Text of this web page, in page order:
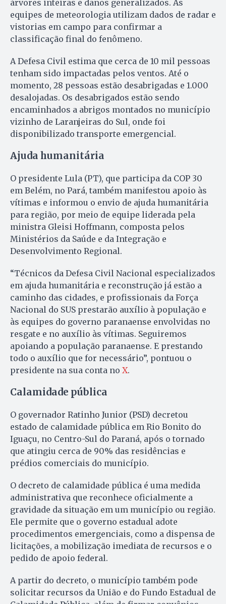
árvores inteiras e danos generalizados. As
equipes de meteorologia utilizam dados de radar e
vistorias em campo para confirmar a
classificação final do fenômeno.
A Defesa Civil estima que cerca de 10 mil pessoas
tenham sido impactadas pelos ventos. Até o
momento, 28 pessoas estão desabrigadas e 1.000
desalojadas. Os desabrigados estão sendo
encaminhados a abrigos montados no município
vizinho de Laranjeiras do Sul, onde foi
disponibilizado transporte emergencial.
Ajuda humanitária
O presidente Lula (PT), que participa da COP 30
em Belém, no Pará, também manifestou apoio às
vítimas e informou o envio de ajuda humanitária
para região, por meio de equipe liderada pela
ministra Gleisi Hoffmann, composta pelos
Ministérios da Saúde e da Integração e
Desenvolvimento Regional.
“Técnicos da Defesa Civil Nacional especializados
em ajuda humanitária e reconstrução já estão a
caminho das cidades, e profissionais da Força
Nacional do SUS prestarão auxílio à população e
às equipes do governo paranaense envolvidas no
resgate e no auxílio às vítimas. Seguiremos
apoiando a população paranaense. E prestando
todo o auxílio que for necessário”, pontuou o
presidente na sua conta no X.
Calamidade pública
O governador Ratinho Junior (PSD) decretou
estado de calamidade pública em Rio Bonito do
Iguaçu, no Centro-Sul do Paraná, após o tornado
que atingiu cerca de 90% das residências e
prédios comerciais do município.
O decreto de calamidade pública é uma medida
administrativa que reconhece oficialmente a
gravidade da situação em um município ou região.
Ele permite que o governo estadual adote
procedimentos emergenciais, como a dispensa de
licitações, a mobilização imediata de recursos e o
pedido de apoio federal.
A partir do decreto, o município também pode
solicitar recursos da União e do Fundo Estadual de